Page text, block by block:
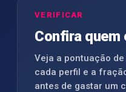
VERIFICAR
Confira quem
Veja a pontuação
cada perfil e a
antes de gastar um